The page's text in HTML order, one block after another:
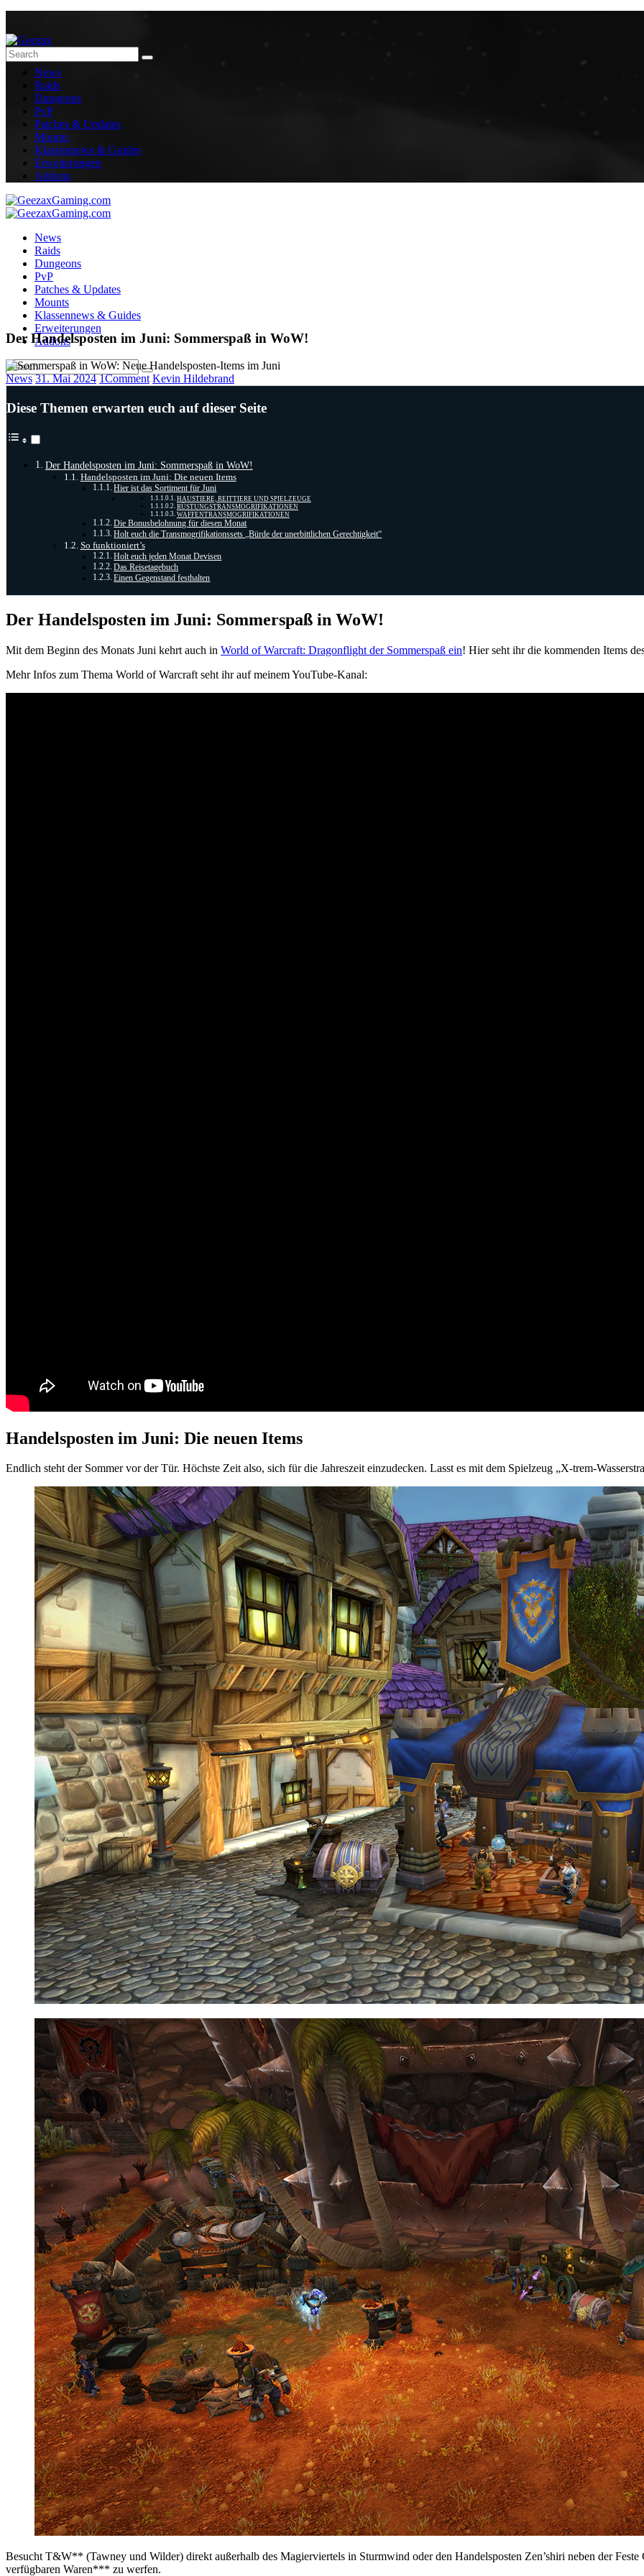
News
Raids
Dungeons
PvP
Patches & Updates
Mounts
Klassennews & Guides
Erweiterungen
Addons
News
Raids
Dungeons
PvP
Patches & Updates
Mounts
Klassennews & Guides
Erweiterungen
Addons
Der Handelsposten im Juni: Sommerspaß in WoW!
News 31. Mai 2024 1Comment Kevin Hildebrand
Diese Themen erwarten euch auf dieser Seite
Der Handelsposten im Juni: Sommerspaß in WoW!
Handelsposten im Juni: Die neuen Items
Hier ist das Sortiment für Juni
HAUSTIERE, REITTIERE UND SPIELZEUGE
RÜSTUNGSTRANSMOGRIFIKATIONEN
WAFFENTRANSMOGRIFIKATIONEN
Die Bonusbelohnung für diesen Monat
Holt euch die Transmogrifikationssets „Bürde der unerbittlichen Gerechtigkeit“
So funktioniert’s
Holt euch jeden Monat Devisen
Das Reisetagebuch
Einen Gegenstand festhalten
Der Handelsposten im Juni: Sommerspaß in WoW!
Mit dem Beginn des Monats Juni kehrt auch in World of Warcraft: Dragonflight der Sommerspaß ein! Hier seht ihr die kommenden Items
Mehr Infos zum Thema World of Warcraft seht ihr auf meinem YouTube-Kanal:
Handelsposten im Juni: Die neuen Items
Endlich steht der Sommer vor der Tür. Höchste Zeit also, sich für die Jahreszeit einzudecken. Lasst es mit dem Spielzeug „X-trem-
Besucht T&W** (Tawney und Wilder) direkt außerhalb des Magierviertels in Sturmwind oder den Handelsposten Zen’shiri neben der
verfügbaren Waren*** zu werfen.